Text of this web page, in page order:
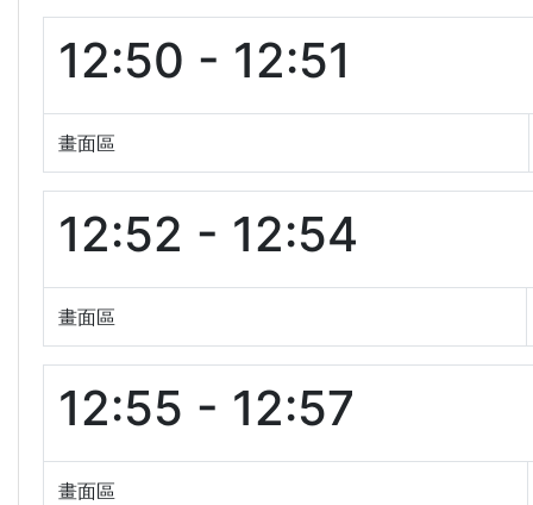
12:50 - 12:51
畫面區
12:52 - 12:54
畫面區
12:55 - 12:57
畫面區